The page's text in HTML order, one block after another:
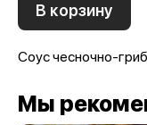
В корзину
Соус чесночно-
Мы